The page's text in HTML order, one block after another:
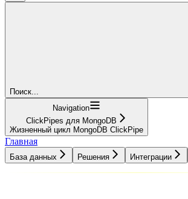
Поиск...
Navigation
ClickPipes для MongoDB
Жизненный цикл MongoDB ClickPipe
Главная
База данных Решения Интеграции